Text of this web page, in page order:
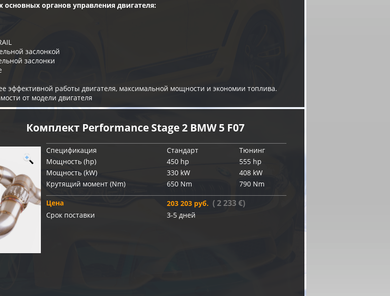
основных органов управления двигателя:
заслонкой
заслонки
эффективной работы двигателя, максимальной мощности и экономии топлива.
от модели двигателя
Комплект Performance Stage 2 BMW 5 F07
Спецификация Стандарт
Тюнинг
Мощность (hp)
450 hp
555 hp
Мощность (kW)
330 kW
408 kW
Крутящий момент (Nm)
650 Nm 790 Nm
Цена 203 203 руб. ( 2 233 €)
Срок поставки 3-5 дней